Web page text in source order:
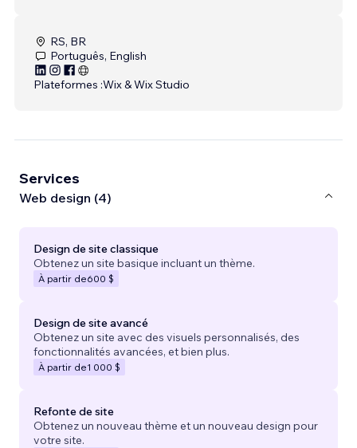
RS, BR
Português, English
Plateformes :Wix & Wix Studio
Services
Web design (4)
Design de site classique
Obtenez un site basique incluant un thème.
À partir de600 $
Design de site avancé
Obtenez un site avec des visuels personnalisés, des
fonctionnalités avancées, et bien plus.
À partir de1 000 $
Refonte de site
Obtenez un nouveau thème et un nouveau design pour
votre site.